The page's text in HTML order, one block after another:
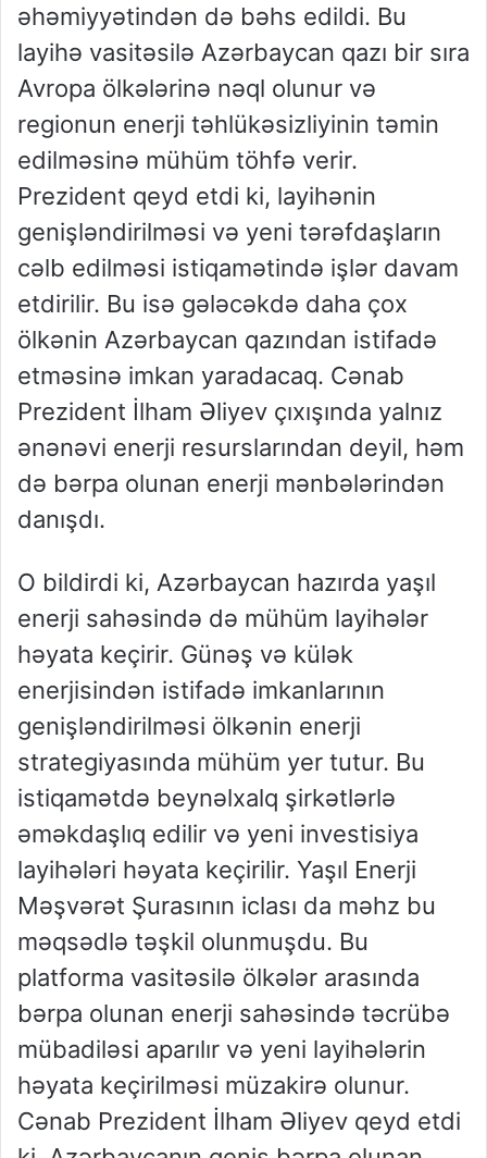
əhəmiyyətindən də bəhs edildi. Bu
layihə vasitəsilə Azərbaycan qazı bir sıra
Avropa ölkələrinə nəql olunur və
regionun enerji təhlükəsizliyinin təmin
edilməsinə mühüm töhfə verir.
Prezident qeyd etdi ki, layihənin
genişləndirilməsi və yeni tərəfdaşların
cəlb edilməsi istiqamətində işlər davam
etdirilir. Bu isə gələcəkdə daha çox
ölkənin Azərbaycan qazından istifadə
etməsinə imkan yaradacaq. Cənab
Prezident İlham Əliyev çıxışında yalnız
ənənəvi enerji resurslarından deyil, həm
də bərpa olunan enerji mənbələrindən
danışdı.
O bildirdi ki, Azərbaycan hazırda yaşıl
enerji sahəsində də mühüm layihələr
həyata keçirir. Günəş və külək
enerjisindən istifadə imkanlarının
genişləndirilməsi ölkənin enerji
strategiyasında mühüm yer tutur. Bu
istiqamətdə beynəlxalq şirkətlərlə
əməkdaşlıq edilir və yeni investisiya
layihələri həyata keçirilir. Yaşıl Enerji
Məşvərət Şurasının iclası da məhz bu
məqsədlə təşkil olunmuşdu. Bu
platforma vasitəsilə ölkələr arasında
bərpa olunan enerji sahəsində təcrübə
mübadiləsi aparılır və yeni layihələrin
həyata keçirilməsi müzakirə olunur.
Cənab Prezident İlham Əliyev qeyd etdi